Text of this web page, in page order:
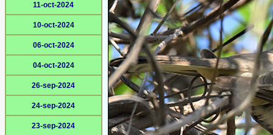
11-oct-2024
10-oct-2024
06-oct-2024
04-oct-2024
26-sep-2024
24-sep-2024
23-sep-2024